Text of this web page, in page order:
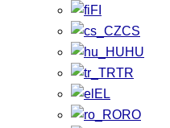
FI
CS
HU
TR
EL
RO